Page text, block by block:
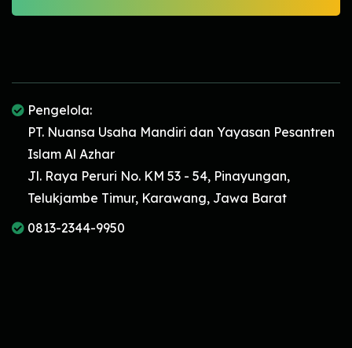
Pengelola:
PT. Nuansa Usaha Mandiri dan Yayasan Pesantren
Islam Al Azhar
Jl. Raya Peruri No. KM 53 - 54, Pinayungan,
Telukjambe Timur, Karawang, Jawa Barat
0813-2344-9950